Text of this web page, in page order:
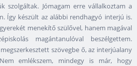
szolgáltak. Jómagam erre vállalkoztam a
Így készült az alábbi rendhagyó interjú is.
menekítő szülővel, hanem magával
magántanulóval beszélgettem.
szövegbe ő, az interjúalany
emlékszem, mindegy is már, hogy